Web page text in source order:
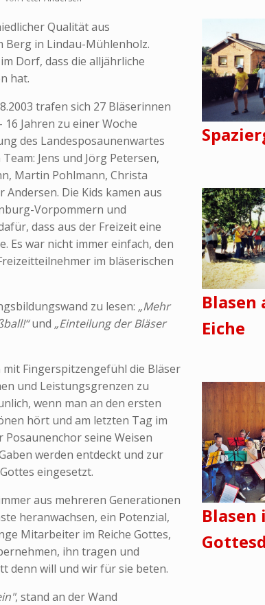
Qualität aus
Berg in Lindau-Mühlenholz.
Dorf, dass die alljährliche
hat.
trafen sich 27 Bläserinnen
Jahren zu einer Woche
des Landesposaunenwartes
Jens und Jörg Petersen,
Martin Pohlmann, Christa
Andersen. Die Kids kamen aus
Vorpommern und
dass aus der Freizeit eine
Es war nicht immer einfach, den
im bläserischen
zu lesen: „Mehr
und „Einteilung der Bläser
mit Fingerspitzengefühl die Bläser
und Leistungsgrenzen zu
wenn man an den ersten
hört und am letzten Tag im
seine Weisen
werden entdeckt und zur
eingesetzt.
aus mehreren Generationen
heranwachsen, ein Potenzial,
Mitarbeiter im Reiche Gottes,
ihn tragen und
denn will und wir für sie beten.
, stand an der Wand
Blasen
Eiche
Blasen